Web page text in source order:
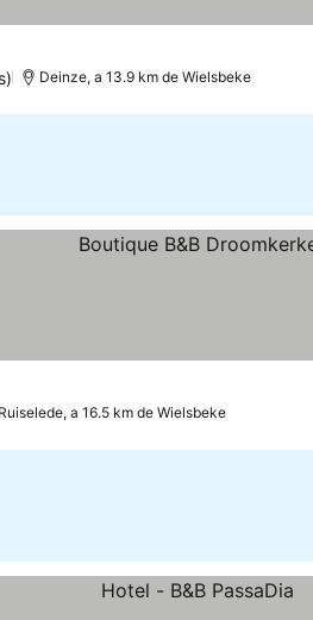
Deinze, a 13.9 km de Wielsbeke
Ruiselede, a 16.5 km de Wielsbeke